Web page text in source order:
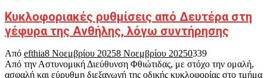
Κυκλοφοριακές ρυθμίσεις από Δευτέρα στη
γέφυρα της Ανθήλης, λόγω συντήρησης
Από efthia8 Νοεμβρίου 20258 Νοεμβρίου 20250339
Από την Αστυνομική Διεύθυνση Φθιώτιδας, με στόχο την ομαλή,
ασφαλή και εύρυθμη διεξαγωγή της οδικής κυκλοφορίας στο τμήμα